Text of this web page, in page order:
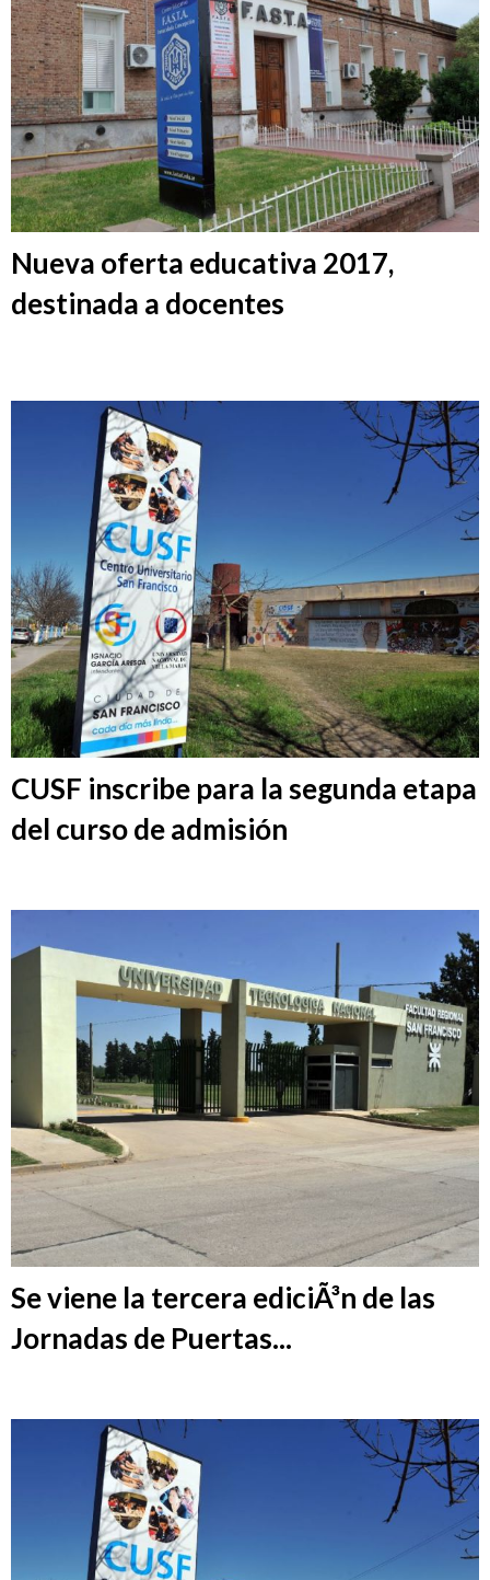
Nueva oferta educativa 2017,
destinada a docentes
CUSF inscribe para la segunda etapa
del curso de admisión
Se viene la tercera ediciÃ³n de las
Jornadas de Puertas...